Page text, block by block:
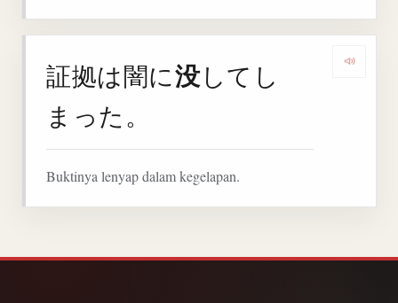
証拠は闇に没してし
まった。
Buktinya lenyap dalam kegelapan.